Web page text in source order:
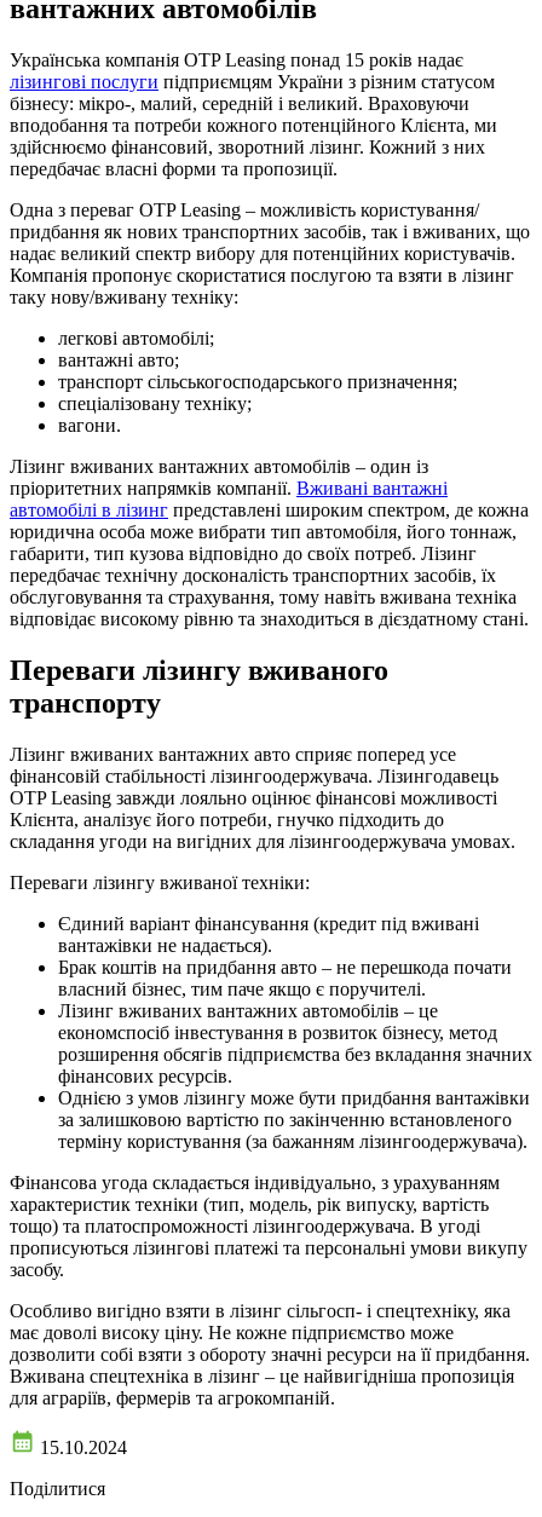
вантажних автомобілів
Українська компанія OTP Leasing понад 15 років надає
лізингові послуги підприємцям України з різним статусом
бізнесу: мікро-, малий, середній і великий. Враховуючи
вподобання та потреби кожного потенційного Клієнта, ми
здійснюємо фінансовий, зворотний лізинг. Кожний з них
передбачає власні форми та пропозиції.
Одна з переваг OTP Leasing – можливість користування/
придбання як нових транспортних засобів, так і вживаних, що
надає великий спектр вибору для потенційних користувачів.
Компанія пропонує скористатися послугою та взяти в лізинг
таку нову/вживану техніку:
легкові автомобілі;
вантажні авто;
транспорт сільськогосподарського призначення;
спеціалізовану техніку;
вагони.
Лізинг вживаних вантажних автомобілів – один із
пріоритетних напрямків компанії. Вживані вантажні
автомобілі в лізинг представлені широким спектром, де кожна
юридична особа може вибрати тип автомобіля, його тоннаж,
габарити, тип кузова відповідно до своїх потреб. Лізинг
передбачає технічну досконалість транспортних засобів, їх
обслуговування та страхування, тому навіть вживана техніка
відповідає високому рівню та знаходиться в дієздатному стані.
Переваги лізингу вживаного
транспорту
Лізинг вживаних вантажних авто сприяє поперед усе
фінансовій стабільності лізингоодержувача. Лізингодавець
OTP Leasing завжди лояльно оцінює фінансові можливості
Клієнта, аналізує його потреби, гнучко підходить до
складання угоди на вигідних для лізингоодержувача умовах.
Переваги лізингу вживаної техніки:
Єдиний варіант фінансування (кредит під вживані
вантажівки не надається).
Брак коштів на придбання авто – не перешкода почати
власний бізнес, тим паче якщо є поручителі.
Лізинг вживаних вантажних автомобілів – це
економспосіб інвестування в розвиток бізнесу, метод
розширення обсягів підприємства без вкладання значних
фінансових ресурсів.
Однією з умов лізингу може бути придбання вантажівки
за залишковою вартістю по закінченню встановленого
терміну користування (за бажанням лізингоодержувача).
Фінансова угода складається індивідуально, з урахуванням
характеристик техніки (тип, модель, рік випуску, вартість
тощо) та платоспроможності лізингоодержувача. В угоді
прописуються лізингові платежі та персональні умови викупу
засобу.
Особливо вигідно взяти в лізинг сільгосп- і спецтехніку, яка
має доволі високу ціну. Не кожне підприємство може
дозволити собі взяти з обороту значні ресурси на її придбання.
Вживана спецтехніка в лізинг – це найвигідніша пропозиція
для аграріїв, фермерів та агрокомпаній.
15.10.2024
Поділитися